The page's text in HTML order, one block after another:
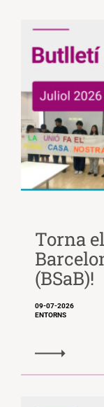
Torna
(BSaB)!
09-07-2026
ENTORNS